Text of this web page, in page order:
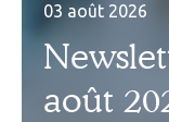
03 août 2026
août